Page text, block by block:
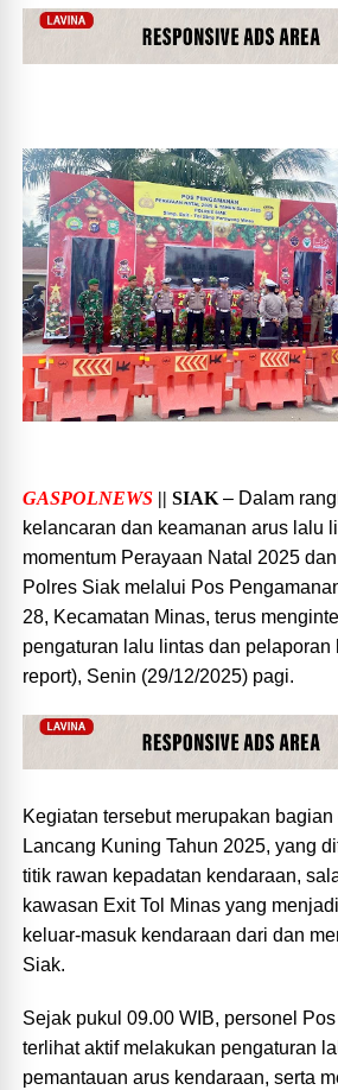
GASPOLNEWS || SIAK – Dalam
kelancaran dan keamanan arus lalu
momentum Perayaan Natal 2025
Polres Siak melalui Pos
28, Kecamatan Minas, terus
pengaturan lalu lintas dan pelaporan
report), Senin (29/12/2025) pagi.
Kegiatan tersebut merupakan
Lancang Kuning Tahun 2025, yang
titik rawan kepadatan kendaraan,
kawasan Exit Tol Minas yang
keluar-masuk kendaraan dari dan
Siak.
Sejak pukul 09.00 WIB, personel
terlihat aktif melakukan pengaturan
pemantauan arus kendaraan, serta